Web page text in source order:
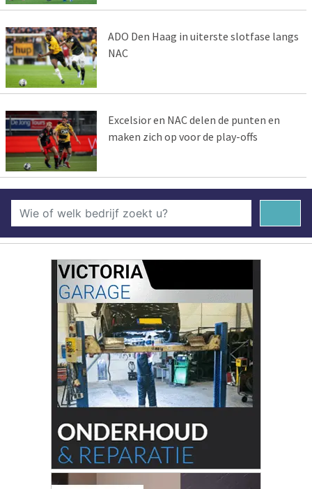
ADO Den Haag in uiterste slotfase langs
NAC
Excelsior en NAC delen de punten en
maken zich op voor de play-offs